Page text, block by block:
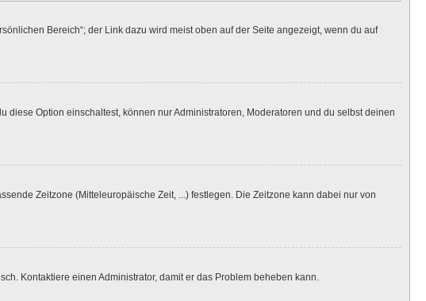
Bereich“; der Link dazu wird meist oben auf der Seite angezeigt, wenn du auf
Option einschaltest, können nur Administratoren, Moderatoren und du selbst deinen
Zeitzone (Mitteleuropäische Zeit, ...) festlegen. Die Zeitzone kann dabei nur von
Kontaktiere einen Administrator, damit er das Problem beheben kann.